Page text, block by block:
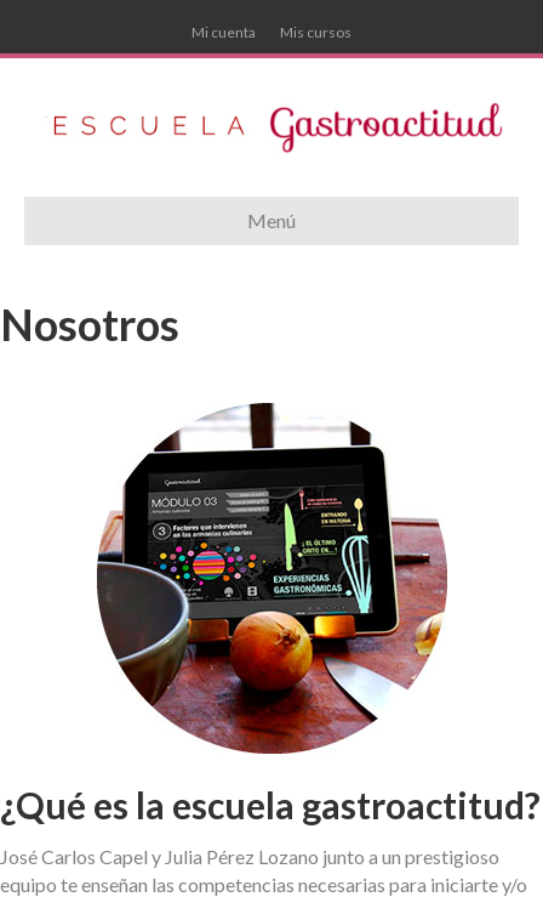
Mi cuenta Mis cursos
Menú
Nosotros
¿Qué es la escuela gastroactitud?
José Carlos Capel y Julia Pérez Lozano junto a un prestigioso
equipo te enseñan las competencias necesarias para iniciarte y/o